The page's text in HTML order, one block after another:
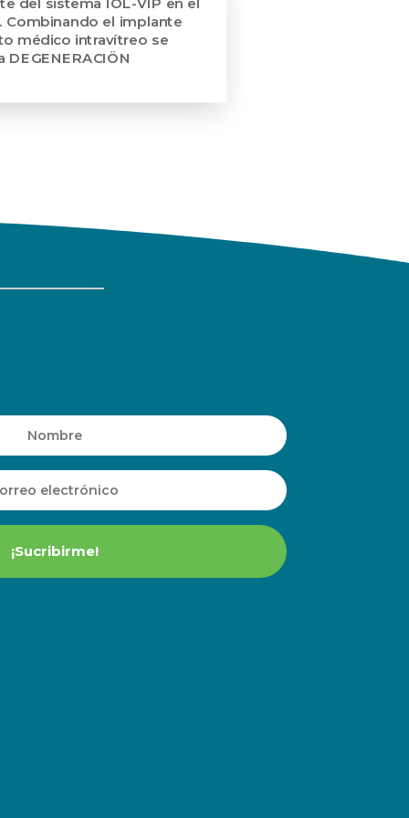
del sistema IOL-VIP en el
Combinando el implante
médico intravítreo se
¡Sucribirme!